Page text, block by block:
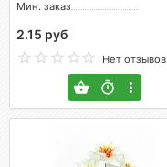
Мин. заказ
2.15 руб
Нет отзывов